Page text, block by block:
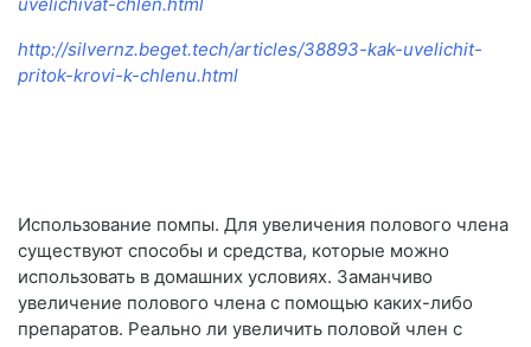
http://silvernz.beget.tech/articles/38893-kak-uvelichit-
pritok-krovi-k-chlenu.html
Использование помпы. Для увеличения полового члена
существуют способы и средства, которые можно
использовать в домашних условиях. Заманчиво
увеличение полового члена с помощью каких-либо
препаратов. Реально ли увеличить половой член с